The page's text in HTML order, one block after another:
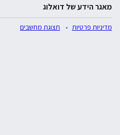
מאגר הידע של דואלוג
מדיניות פרטיות תצוגת מחשבים